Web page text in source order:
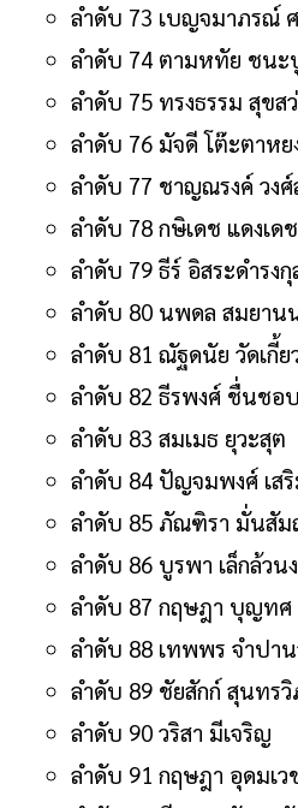
ลำดับ 73 เบญจมาภรณ์
ลำดับ 74 ตามหทัย ชนะ
ลำดับ 75 ทรงธรรม สุขส
ลำดับ 76 มัจดี โต๊ะตาหย
ลำดับ 77 ชาญณรงค์ วงศ์
ลำดับ 78 กษิเดช แดงเดช
ลำดับ 79 ธีร์ อิสระดำรงกุ
ลำดับ 80 นพดล สมยาน
ลำดับ 81 ณัฐดนัย วัดเกี้
ลำดับ 82 ธีรพงศ์ ชื่นชอบ
ลำดับ 83 สมเมธ ยุวะสุต
ลำดับ 84 ปัญจมพงศ์ เส
ลำดับ 85 ภัณฑิรา มั่นสัม
ลำดับ 86 บูรพา เล็กล้วน
ลำดับ 87 กฤษฎา บุญทศ
ลำดับ 88 เทพพร จำปา
ลำดับ 89 ชัยสักก์ สุนทรวิ
ลำดับ 90 วริสา มีเจริญ
ลำดับ 91 กฤษฎา อุดมเว